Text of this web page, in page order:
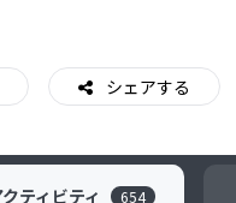
フード・
ビュー
シェアする
ティビティ 654